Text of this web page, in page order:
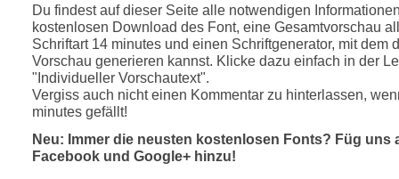
Du findest auf dieser Seite alle notwendigen
kostenlosen Download des Font, eine Gesamtvorschau
Schriftart 14 minutes und einen Schriftgenerator, mit dem
Vorschau generieren kannst. Klicke dazu einfach in der
"Individueller Vorschautext".
Vergiss auch nicht einen Kommentar zu hinterlassen,
minutes gefällt!
Neu: Immer die neusten kostenlosen Fonts? Füg uns
Facebook und Google+ hinzu!